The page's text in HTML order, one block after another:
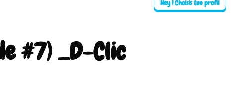
Hey ! Choisis ton profil
#7) _D-Clic